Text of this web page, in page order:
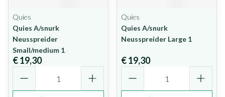
Quies
Quies A/snurk
Neusspreider
Small/medium 1
€ 19,30
Quies
Quies A/snurk
Neusspreider Large 1
€ 19,30